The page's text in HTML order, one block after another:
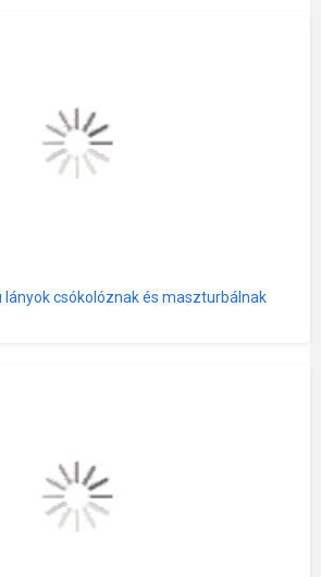
lányok csókolóznak és maszturbálnak